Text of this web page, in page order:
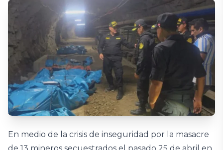
En medio de la crisis de inseguridad por la masacre